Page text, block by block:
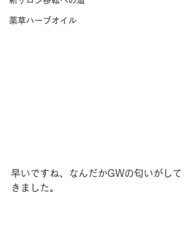
薬草ハーブオイル
早いですね、なんだかGWの匂いがして
きました。